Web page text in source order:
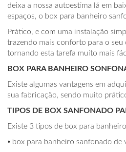
deixa a nossa autoestima lá em
espaços, o box para banheiro
Prático, e com uma instalação
trazendo mais conforto para o seu
tornando esta tarefa muito mais
BOX PARA BANHEIRO
Existe algumas vantagens em
sua fabricação, sendo muito
TIPOS DE BOX SANFONADO
Existe 3 tipos de box para
⦁ box para banheiro sanfonado de